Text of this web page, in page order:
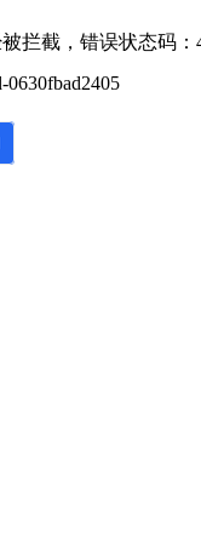
拦截，错误状态码：
0630fbad2405